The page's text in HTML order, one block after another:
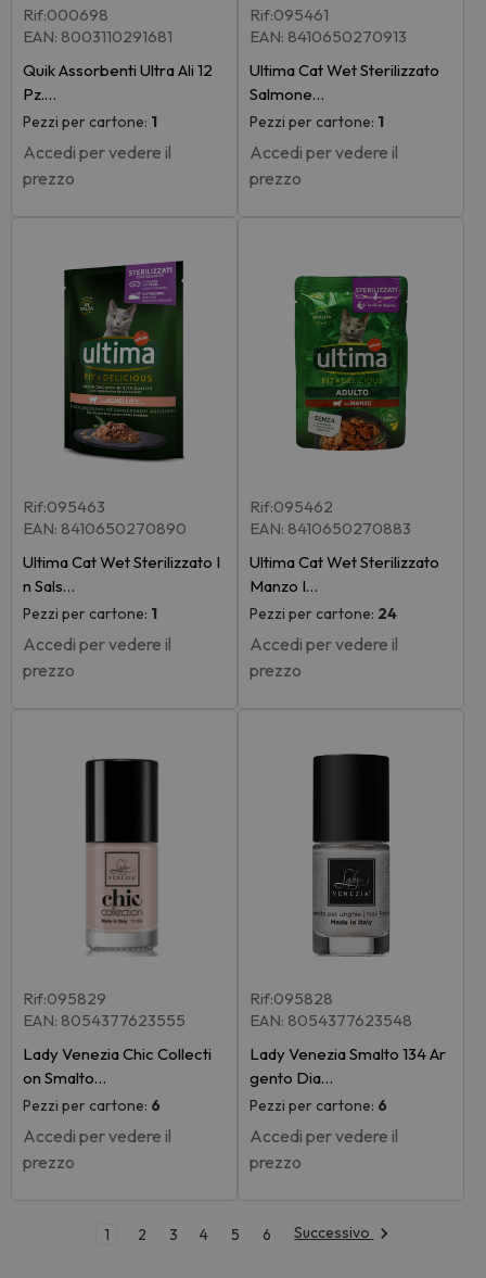
Rif:000698
EAN: 8003110291681
Quik Assorbenti Ultra Ali 12
Pz.…
Pezzi per cartone: 1
Accedi per vedere il
prezzo
Rif:095461
EAN: 8410650270913
Ultima Cat Wet Sterilizzato
Salmone…
Pezzi per cartone: 1
Accedi per vedere il
prezzo
Rif:095463
EAN: 8410650270890
Ultima Cat Wet Sterilizzato I
n Sals…
Pezzi per cartone: 1
Accedi per vedere il
prezzo
Rif:095462
EAN: 8410650270883
Ultima Cat Wet Sterilizzato
Manzo I…
Pezzi per cartone: 24
Accedi per vedere il
prezzo
Rif:095829
EAN: 8054377623555
Lady Venezia Chic Collecti
on Smalto…
Pezzi per cartone: 6
Accedi per vedere il
prezzo
Rif:095828
EAN: 8054377623548
Lady Venezia Smalto 134 Ar
gento Dia…
Pezzi per cartone: 6
Accedi per vedere il
prezzo
1 2 3 4 5 6 Successivo